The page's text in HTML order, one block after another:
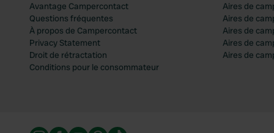
Avantage Campercontact
Questions fréquentes
À propos de Campercontact
Privacy Statement
Droit de rétractation
Conditions pour le consommateur
Aires de
Aires de
Aires de
Aires de
Aires de